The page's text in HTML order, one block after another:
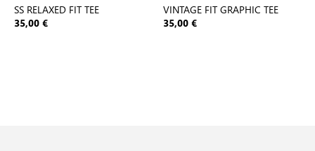
SS RELAXED FIT TEE
35,00 €
VINTAGE FIT GRAPHIC TEE
35,00 €